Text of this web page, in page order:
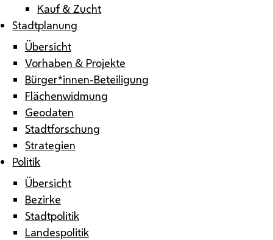
Kauf & Zucht
Stadtplanung
Übersicht
Vorhaben & Projekte
Bürger*innen-Beteiligung
Flächenwidmung
Geodaten
Stadtforschung
Strategien
Politik
Übersicht
Bezirke
Stadtpolitik
Landespolitik